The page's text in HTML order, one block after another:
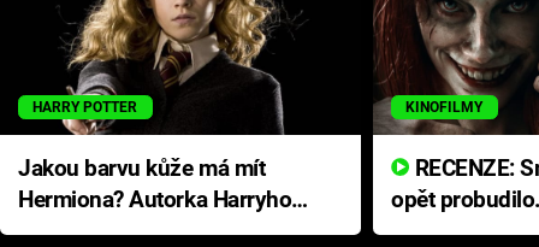
HARRY POTTER
Jakou barvu kůže má mít
Hermiona? Autorka Harryho
Pottera přišla s ráznou
KINOFILMY
opět
přichází s